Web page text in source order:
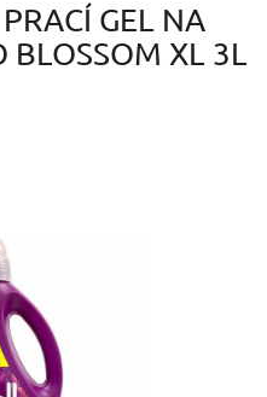
GEL NA
BLOSSOM XL 3L